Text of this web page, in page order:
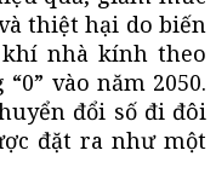
thiệt hại do biến
nhà kính theo
vào năm 2050.
đổi số đi đôi
đặt ra như một